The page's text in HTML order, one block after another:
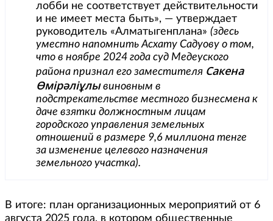
лобби не соответствует действительности
и не имеет места быть», — утверждает
руководитель «Алматыгенплана» (здесь
уместно напомнить Асхату Садуову о том,
что в ноябре 2024 года суд Медеуского
района признал его заместителя Сакена
Өмірәліұлывиновным в
подстрекательстве местного бизнесмена к
даче взятки должностным лицам
городского управления земельных
отношений в размере 9,6 миллиона тенге
за изменение целевого назначения
земельного участка).
В итоге: план организационных мероприятий от 6
августа 2025 года, в котором общественные